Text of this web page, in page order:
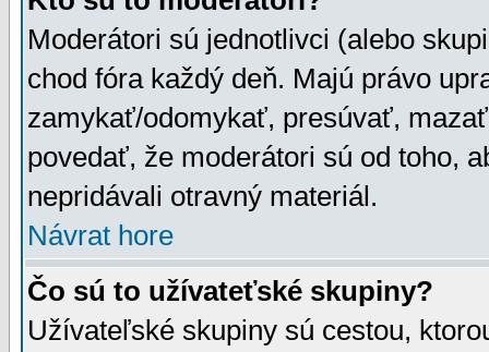
Moderátori sú jednotlivci (alebo
chod fóra každý deň. Majú právo
zamykať/odomykať, presúvať,
povedať, že moderátori sú od toho,
nepridávali otravný materiál.
Návrat hore
Čo sú to užívateťské skupiny?
Užívateľské skupiny sú cestou,